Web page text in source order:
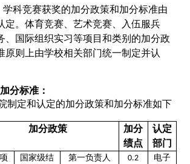
学科竞赛获奖的加分政策和加分标准由
定。体育竞赛、艺术竞赛、入伍服兵
、国际组织实习等项目和类别的加分政
原则上由学校相关部门统一制定并认
加分标准：
制定和认定的加分政策和加分标准如下
加分政策
加分
绩点
认定
部门
国家级结
第一负责人 0.2
电子